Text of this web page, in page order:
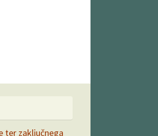
ter zaključnega